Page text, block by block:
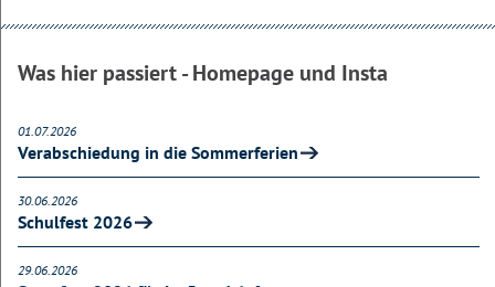
Was hier passiert - Homepage und Insta
01.07.2026
Verabschiedung in die Sommerferien
30.06.2026
Schulfest 2026
29.06.2026